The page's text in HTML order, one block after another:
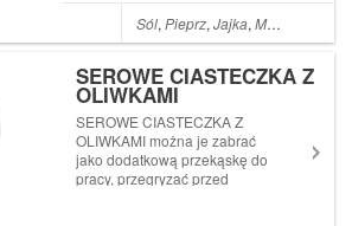
Sól,Pieprz,Jajka,Mąka
SEROWE CIASTECZKA Z
OLIWKAMI
SEROWE CIASTECZKA Z
OLIWKAMI można je zabrać
jako dodatkową przekąskę do
pracy, przegryzać przed